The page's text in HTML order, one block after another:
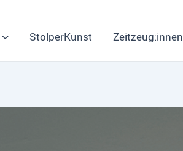
StolperKunst Zeitzeug:innen